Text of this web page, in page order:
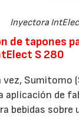
Inyectora
de tapones
S 280
vez, Sumitomo
aplicación de
bebidas sobre